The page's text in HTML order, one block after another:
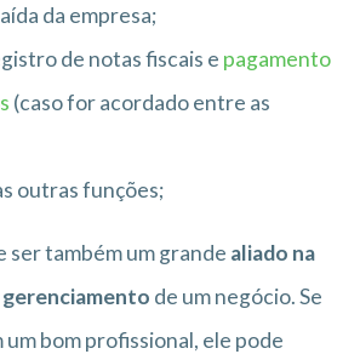
da empresa;
de notas fiscais e pagamento
(caso for acordado entre as
outras funções;
ser também um grande aliado na
de um negócio. Se
bom profissional, ele pode